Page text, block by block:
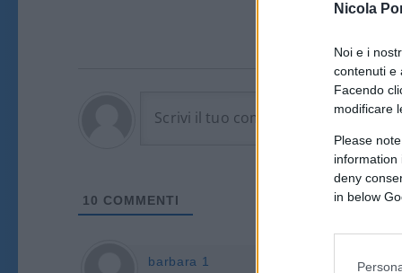
Nicola
Noi e i
contenuti e
Facendo
modificare
Please
information
deny
in below
10 COMMENTI
barbara 1